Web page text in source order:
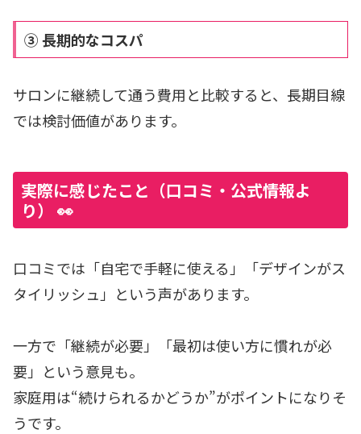
③ 長期的なコスパ
サロンに継続して通う費用と比較すると、長期目線
では検討価値があります。
実際に感じたこと（口コミ・公式情報よ
り） 👀
口コミでは「自宅で手軽に使える」「デザインがス
タイリッシュ」という声があります。
一方で「継続が必要」「最初は使い方に慣れが必
要」という意見も。
家庭用は“続けられるかどうか”がポイントになりそ
うです。